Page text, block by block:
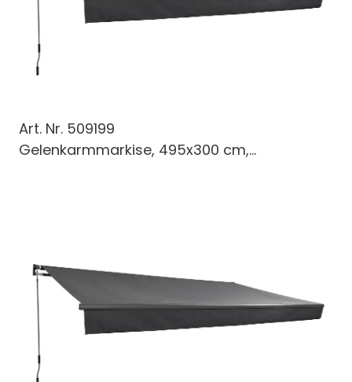
Art. Nr. 509199
Gelenkarmmarkise, 495x300 cm,...